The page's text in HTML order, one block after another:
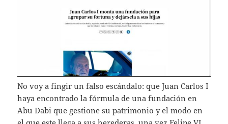
No voy a fingir un falso escándalo: que Juan Carlos I
haya encontrado la fórmula de una fundación en
Abu Dabi que gestione su patrimonio y el modo en